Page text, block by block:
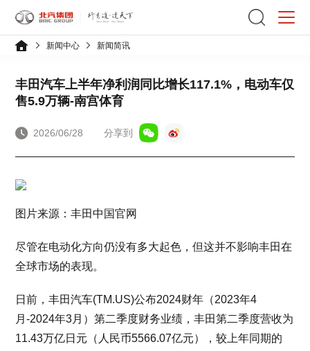
新闻中心 新闻简讯
丰田汽车上半年净利润同比增长117.1%，电动车仅
售5.9万辆-南宫体育
2026/06/28 分享到
图片来源：丰田中国官网
尽管在电动化方向仍没有多大起色，但这并不影响丰田在
全球市场的表现。
日前，丰田汽车(TM.US)公布2024财年（2023年4
月-2024年3月）第二季度财务业绩，丰田第二季度营收为
11.43万亿日元（人民币5566.07亿元），较上年同期的